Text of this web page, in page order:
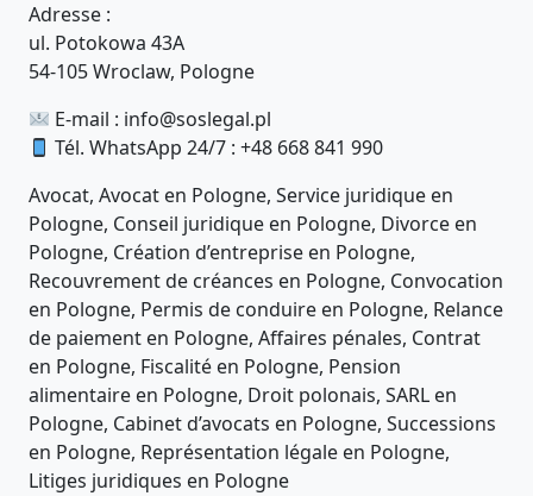
Adresse :
ul. Potokowa 43A
54-105 Wroclaw, Pologne
E-mail : info@soslegal.pl
Tél. WhatsApp 24/7 : +48 668 841 990
Avocat, Avocat en Pologne, Service juridique en
Pologne, Conseil juridique en Pologne, Divorce en
Pologne, Création d’entreprise en Pologne,
Recouvrement de créances en Pologne, Convocation
en Pologne, Permis de conduire en Pologne, Relance
de paiement en Pologne, Affaires pénales, Contrat
en Pologne, Fiscalité en Pologne, Pension
alimentaire en Pologne, Droit polonais, SARL en
Pologne, Cabinet d’avocats en Pologne, Successions
en Pologne, Représentation légale en Pologne,
Litiges juridiques en Pologne